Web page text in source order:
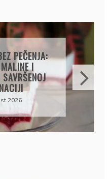
PAPRIKE SA MESOM I
PIRINČEM NA KAŠIKU:
SOČAN I JEDNOSTAVAN
RUČAK IZ JEDNE ŠERPE